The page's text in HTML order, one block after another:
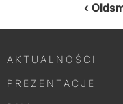
AKTUALNOŚCI
PREZENTACJE